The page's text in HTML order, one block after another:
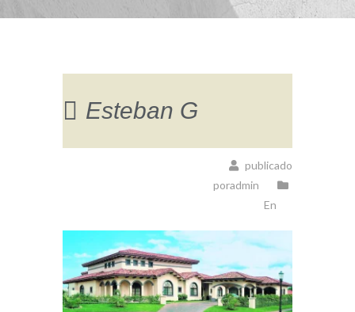
Esteban G
publicado
poradmin
En